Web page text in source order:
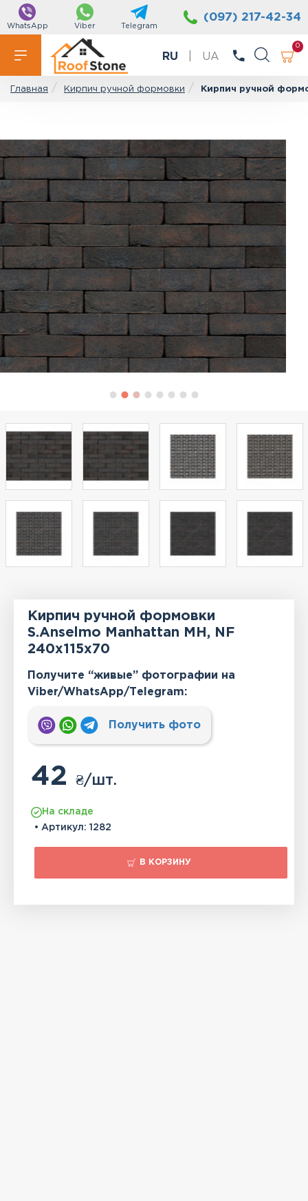
WhatsApp Viber Telegram
(097) 217-42-34
RU UA
0
Главная Кирпич ручной формовки Кирпич ручной
Кирпич ручной формовки
S.Anselmo Manhattan MH, NF
240x115x70
Получите “живые” фотографии на
Viber/WhatsApp/Тelegram:
Получить фото
42₴/шт.
На складе
• Артикул: 1282
В КОРЗИНУ